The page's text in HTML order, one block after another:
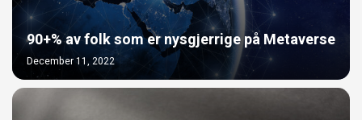
90+% av folk som er nysgjerrige på Metaverse
December 11, 2022